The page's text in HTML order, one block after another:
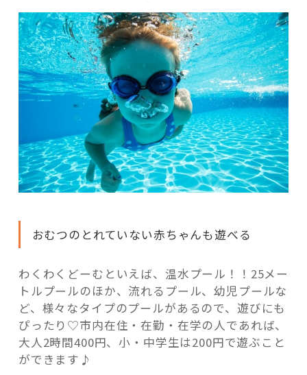
わ
く
ど
ー
む』
温
ー
ル
に
こ
う！”
の
おむつのとれていない赤ちゃんも遊べる
わくわくどーむといえば、温水プール！！25メー
トルプールのほか、流れるプール、幼児プールな
ど、様々なタイプのプールがあるので、遊びにも
ぴったり♡市内在住・在勤・在学の人であれば、
大人2時間400円、小・中学生は200円で遊ぶこと
ができます♪